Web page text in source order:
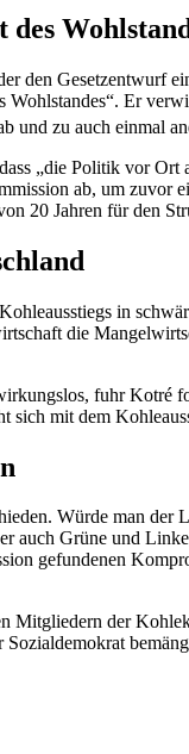
den Gesetzentwurf
Er
und zu auch einmal
„die Politik vor
ab, um zuvor
20 Jahren für den
in
die
fuhrKotré
sich mit dem
Würde man der
auch Grüne und
gefundenen
Mitgliedern der